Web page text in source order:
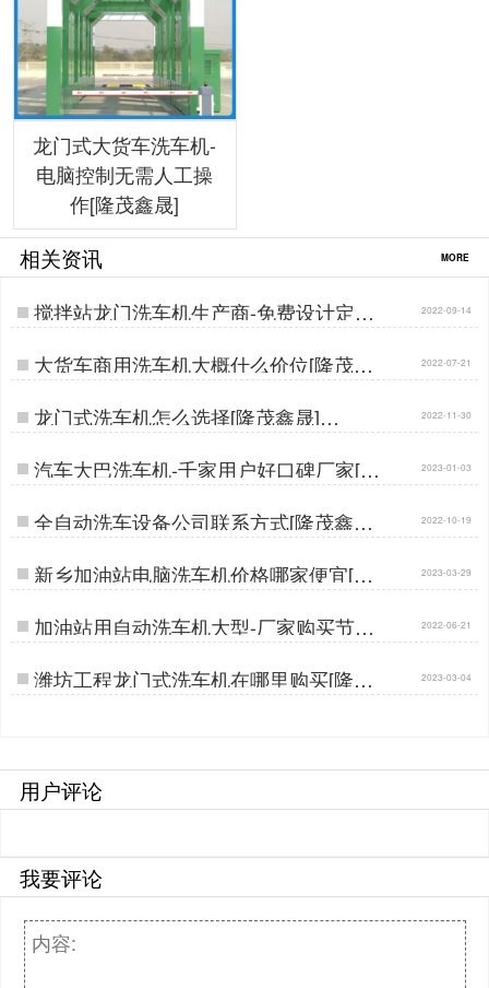
龙门式大货车洗车机-
电脑控制无需人工操
作[隆茂鑫晟]
相关资讯 MORE
搅拌站龙门洗车机生产商-免费设计定制
生产[隆茂鑫晟]…
2022-09-14
大货车商用洗车机大概什么价位[隆茂鑫
晟]…
2022-07-21
龙门式洗车机怎么选择[隆茂鑫晟]… 2022-11-30
汽车大巴洗车机-千家用户好口碑厂家[隆
茂鑫晟]…
2023-01-03
全自动洗车设备公司联系方式[隆茂鑫晟]
…
2022-10-19
新乡加油站电脑洗车机价格哪家便宜[隆
茂鑫晟]…
2023-03-29
加油站用自动洗车机大型-厂家购买节省
差价30%[隆茂鑫晟]…
2022-06-21
潍坊工程龙门式洗车机在哪里购买[隆茂
鑫晟]…
2023-03-04
用户评论
我要评论